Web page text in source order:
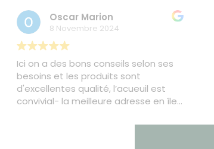
Oscar Marion
8 Novembre 2024
Ici on a des bons conseils selon ses
besoins et les produits sont
d'excellentes qualité, l’acueuil est
convivial- la meilleure adresse en île